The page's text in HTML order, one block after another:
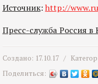
Источник: http://
Пресс-служба Россия в
Создано: 17.10.17 /
Поделиться: